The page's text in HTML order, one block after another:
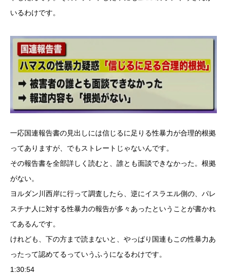
いるわけです。
一応国連報告書の見出しには信じるに足りる性暴力が合理的根拠
ってありますが、でもストレートじゃないんです。
その報告書を全部詳しく読むと、誰とも面談できなかった。根拠
がない。
ヨルダン川西岸に行って調査したら、逆にイスラエル側の、パレ
スチナ人に対する性暴力の報告が多々あったということが書かれ
てあるんです。
けれども、下の方まで読まないと、やっぱり国連もこの性暴力あ
ったって認めてるっていうふうになるわけです。
1:30:54